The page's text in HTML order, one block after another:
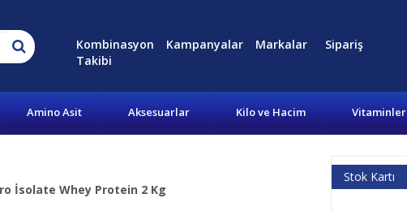
Kombinasyon Kampanyalar Markalar
Sipariş
Takibi
Amino Asit Aksesuarlar Kilo ve Hacim Vitaminler
İsolate Whey Protein 2 Kg
Stok Kartı